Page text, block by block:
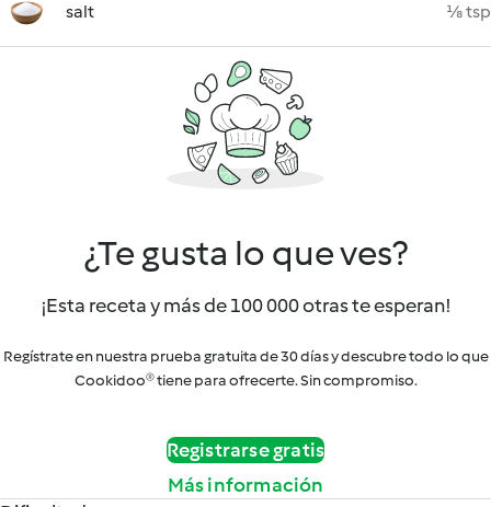
salt ⅛ tsp
¿Te gusta lo que ves?
¡Esta receta y más de 100 000 otras te esperan!
Regístrate en nuestra prueba gratuita de 30 días y descubre todo lo que
Cookidoo® tiene para ofrecerte. Sin compromiso.
Registrarse gratis
Más información